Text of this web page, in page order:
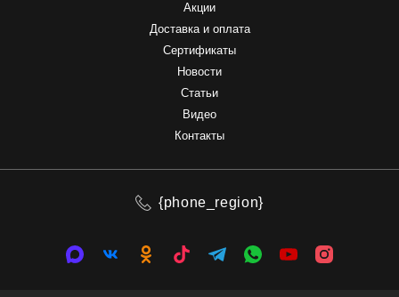
Акции
Доставка и оплата
Сертификаты
Новости
Статьи
Видео
Контакты
{phone_region}